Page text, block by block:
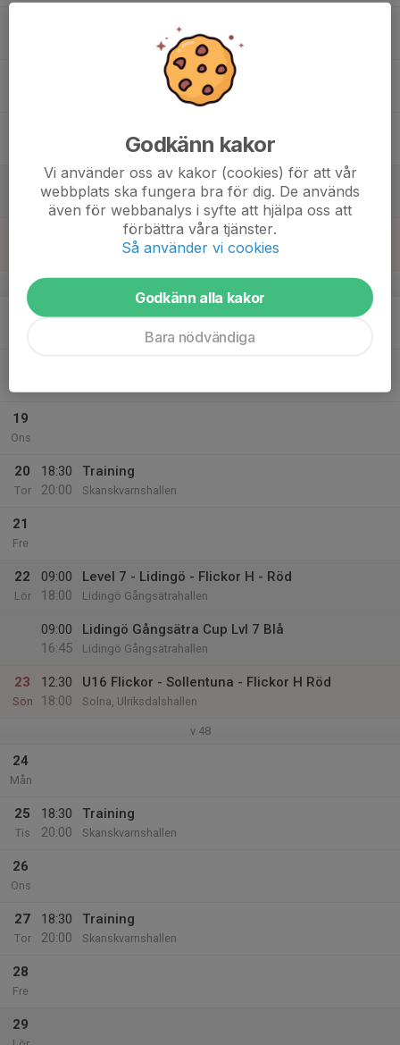
Skanskvarnshallen
19
Ons
20
Tor
18:30
20:00
Training
Skanskvarnshallen
21
Fre
22
Lör
09:00
18:00
Level 7 - Lidingö - Flickor H - Röd
Lidingö Gångsätrahallen
09:00
16:45
Lidingö Gångsätra Cup Lvl 7 Blå
Lidingö Gångsätrahallen
23
Sön
12:30
18:00
U16 Flickor - Sollentuna - Flickor H Röd
Solna, Ulriksdalshallen
v.48
24
Mån
25
Tis
18:30
20:00
Training
Skanskvarnshallen
26
Ons
27
Tor
18:30
20:00
Training
Skanskvarnshallen
28
Fre
29
Godkänn kakor
Vi använder oss av kakor (cookies) för att vår
webbplats ska fungera bra för dig. De används
även för webbanalys i syfte att hjälpa oss att
förbättra våra tjänster.
Så använder vi cookies
Godkänn alla kakor
Bara nödvändiga